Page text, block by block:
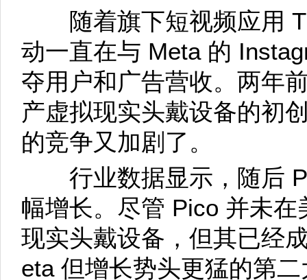
随着旗下短视频应用
动一直在与 Meta 的
夺用户和广告营收。两年
产虚拟现实头戴设备的初
的竞争又加剧了。
行业数据显示，随后
幅增长。尽管 Pico 并未
现实头戴设备，但其已经
eta 但增长势头更猛的第